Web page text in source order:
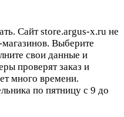
Сайт store.argus-x.ru не
магазинов. Выберите
свои данные и
проверят заказ и
много времени.
по пятницу с 9 до